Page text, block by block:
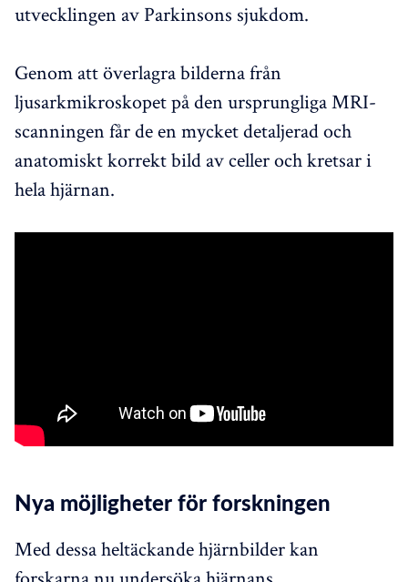
utvecklingen av Parkinsons sjukdom.
Genom att överlagra bilderna från
ljusarkmikroskopet på den ursprungliga MRI-
scanningen får de en mycket detaljerad och
anatomiskt korrekt bild av celler och kretsar i
hela hjärnan.
Nya möjligheter för forskningen
Med dessa heltäckande hjärnbilder kan